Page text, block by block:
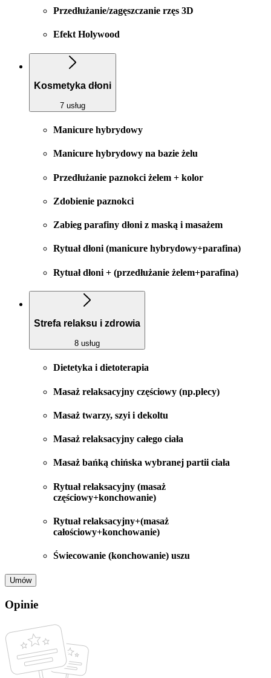
Przedłużanie/zagęszczanie rzęs 3D
Efekt Holywood
Kosmetyka dłoni
7 usług
Manicure hybrydowy
Manicure hybrydowy na bazie żelu
Przedłużanie paznokci żelem + kolor
Zdobienie paznokci
Zabieg parafiny dłoni z maską i masażem
Rytuał dłoni (manicure hybrydowy+parafina)
Rytuał dłoni + (przedłużanie żelem+parafina)
Strefa relaksu i zdrowia
8 usług
Dietetyka i dietoterapia
Masaż relaksacyjny częściowy (np.plecy)
Masaż twarzy, szyi i dekoltu
Masaż relaksacyjny całego ciała
Masaż bańką chińska wybranej partii ciała
Rytuał relaksacyjny (masaż
częściowy+konchowanie)
Rytuał relaksacyjny+(masaż
całościowy+konchowanie)
Świecowanie (konchowanie) uszu
Umów
Opinie